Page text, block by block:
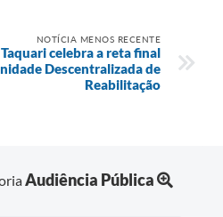
NOTÍCIA MENOS RECENTE
celebra a reta final
Descentralizada de
Reabilitação
Audiência Pública